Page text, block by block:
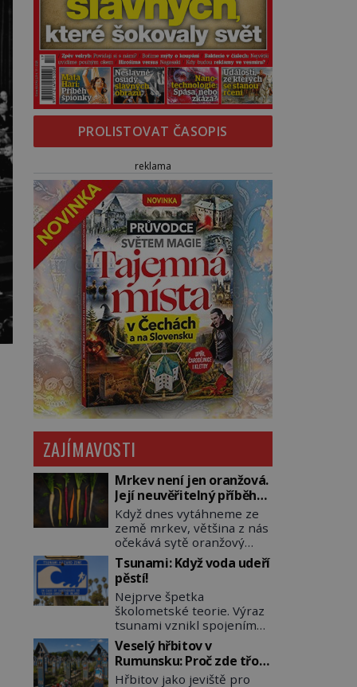
PROLISTOVAT ČASOPIS
reklama
ZAJÍMAVOSTI
Mrkev není jen oranžová.
Její neuvěřitelný příběh
začíná fialovou barvou
Když dnes vytáhneme ze
země mrkev, většina z nás
očekává sytě oranžový
kořen. Jenže po většinu
své historie je mrkev
všechno možné, jen ne
oranžová. Je fialová, žlutá,
bílá, někdy dokonce téměř
černá. Až díky stovkám let
pečlivého šlechtění se z ní
stává zelenina, bez které
si českou zahradu ani
Tsunami: Když voda udeří
pěstí!
Nejprve špetka
školometské teorie. Výraz
tsunami vznikl spojením
japonských slov tsu
(přístav) a nami (vlna).
Jedná se o dlouhou vlnu,
která je na volném moři
Veselý hřbitov v
Rumunsku: Proč zde třou
pohřební plačky bídu s
Hřbitov jako jeviště pro